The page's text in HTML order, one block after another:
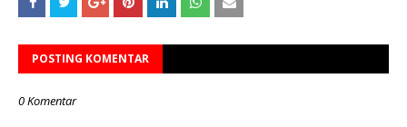
POSTING KOMENTAR
0 Komentar